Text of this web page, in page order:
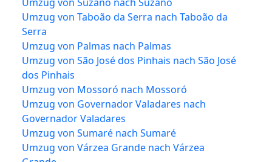
Umzug von Taboão da Serra nach Taboão da
Serra
Umzug von Palmas nach Palmas
Umzug von São José dos Pinhais nach São José
dos Pinhais
Umzug von Mossoró nach Mossoró
Umzug von Governador Valadares nach
Governador Valadares
Umzug von Sumaré nach Sumaré
Umzug von Várzea Grande nach Várzea